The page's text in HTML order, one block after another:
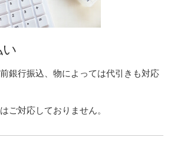
銀行振込、物によっては代引きも対応
ご対応しておりません。